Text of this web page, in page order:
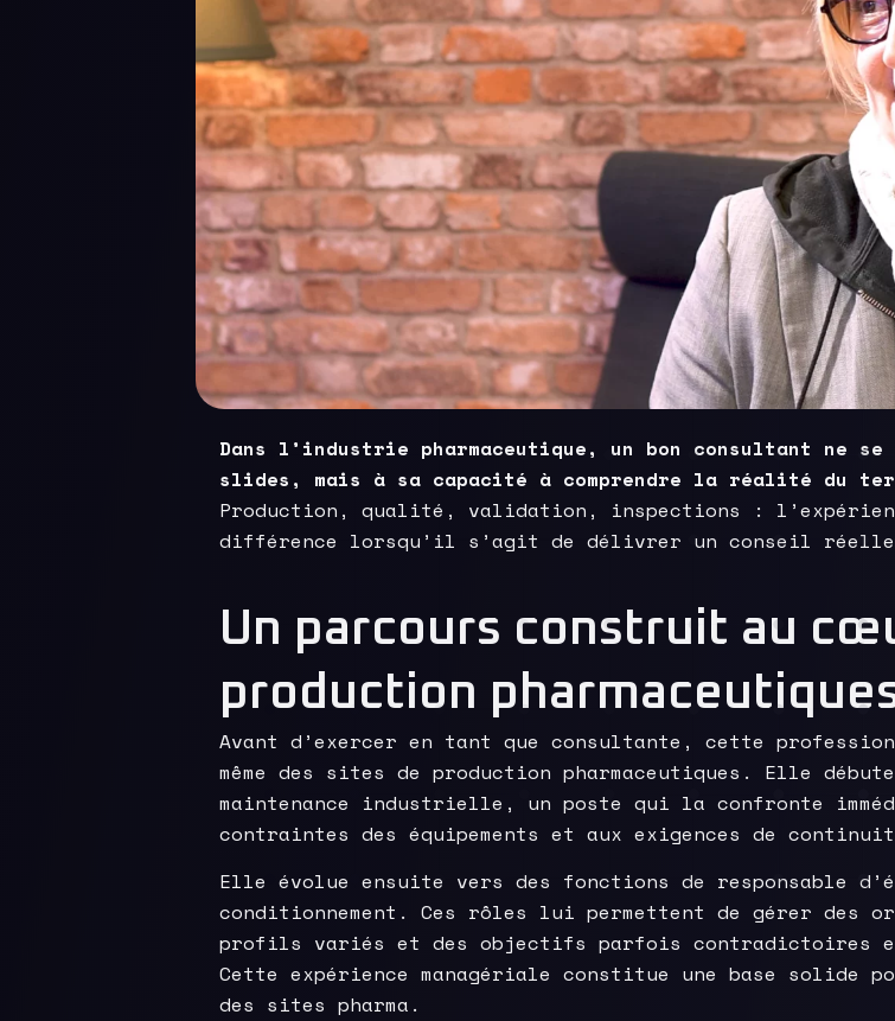
Dans l’industrie pharmaceutique, un bon consultant ne
slides, mais à sa capacité à comprendre la réalité du
Production, qualité, validation, inspections :
différence lorsqu’il s’agit de délivrer un conseil
Un parcours construit au
production
Avant d’exercer en tant que consultante, cette
même des sites de production pharmaceutiques. Elle
maintenance industrielle, un poste qui la confronte
contraintes des équipements et aux exigences de
Elle évolue ensuite vers des fonctions de responsable
conditionnement. Ces rôles lui permettent de gérer des
profils variés et des objectifs parfois contradictoires
Cette expérience managériale constitue une base solide
des sites pharma.